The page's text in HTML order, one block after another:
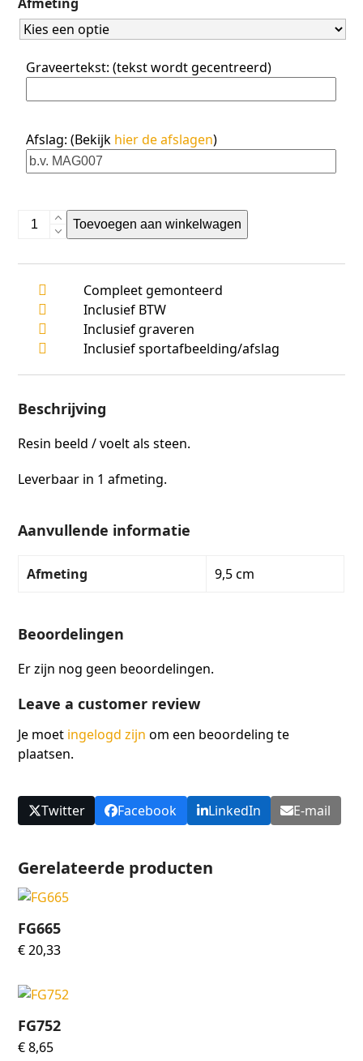
5
Graveertekst: (tekst wordt gecentreerd)
Afslag: (Bekijk hier de afslagen)
FG733
Toevoegen aan winkelwagen
Compleet gemonteerd
Inclusief BTW
Inclusief graveren
Inclusief sportafbeelding/afslag
Beschrijving
Resin beeld / voelt als steen.
Leverbaar in 1 afmeting.
Aanvullende informatie
Afmeting 9,5 cm
Beoordelingen
Er zijn nog geen beoordelingen.
Leave a customer review
Je moet ingelogd zijn om een beoordeling te
plaatsen.
Twitter Facebook LinkedIn E-mail
Gerelateerde producten
FG665
€20,33
FG752
€8,65